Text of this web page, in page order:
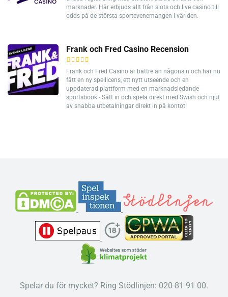
marknader. Här erbjuds allt från slots och live casino till
odds på de största sportevenemangen i världen.
Frank och Fred Casino Recension
Frank och Fred Casino är bättre än någonsin och har nu
fått en ny spellicens, ett nytt utseende och en
uppdaterad plattform med en marknadsledande
sportsbook - Sätt in och spela direkt med Swish och njut
av snabba utbetalningar direkt in på kontot!
Spelar du för mycket? Ring Stödlinjen: 020-81 91 00.